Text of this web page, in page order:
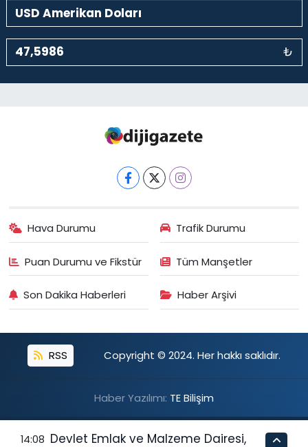
₺
Hava Durumu Trafik Durumu
Puan Durumu ve Fikstür Tüm Manşetler
Son Dakika Haberleri Haber Arşivi
RSS Copyright © 2024. Her hakkı saklıdır.
Haber Yazılımı: TE Bilişim
14:08 Devlet Emlak ve Malzeme Dairesi,